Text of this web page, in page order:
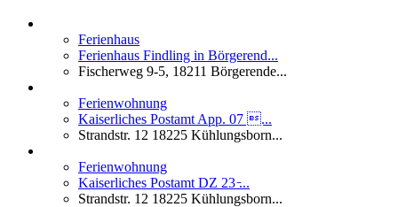
Ferienhaus
Ferienhaus Findling in Börgerend...
Fischerweg 9-5, 18211 Börgerende...
Ferienwohnung
Kaiserliches Postamt App. 07 ...
Strandstr. 12 18225 Kühlungsborn...
Ferienwohnung
Kaiserliches Postamt DZ 23 ̵...
Strandstr. 12 18225 Kühlungsborn...